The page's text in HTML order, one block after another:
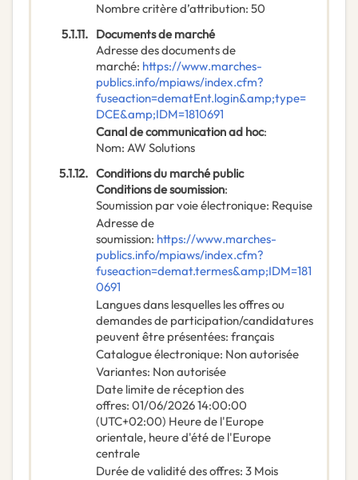
Nombre critère d’attribution: 50
5.1.11. Documents de marché
Adresse des documents de
marché: https://www.marches-
publics.info/mpiaws/index.cfm?
fuseaction=dematEnt.login&amp;type=
DCE&amp;IDM=1810691
Canal de communication ad hoc:
Nom: AW Solutions
5.1.12. Conditions du marché public
Conditions de soumission:
Soumission par voie électronique: Requise
Adresse de
soumission: https://www.marches-
publics.info/mpiaws/index.cfm?
fuseaction=demat.termes&amp;IDM=181
0691
Langues dans lesquelles les offres ou
demandes de participation/candidatures
peuvent être présentées: français
Catalogue électronique: Non autorisée
Variantes: Non autorisée
Date limite de réception des
offres: 01/06/202614:00:00
(UTC+02:00) Heure de l'Europe
orientale, heure d'été de l'Europe
centrale
Durée de validité des offres: 3 Mois